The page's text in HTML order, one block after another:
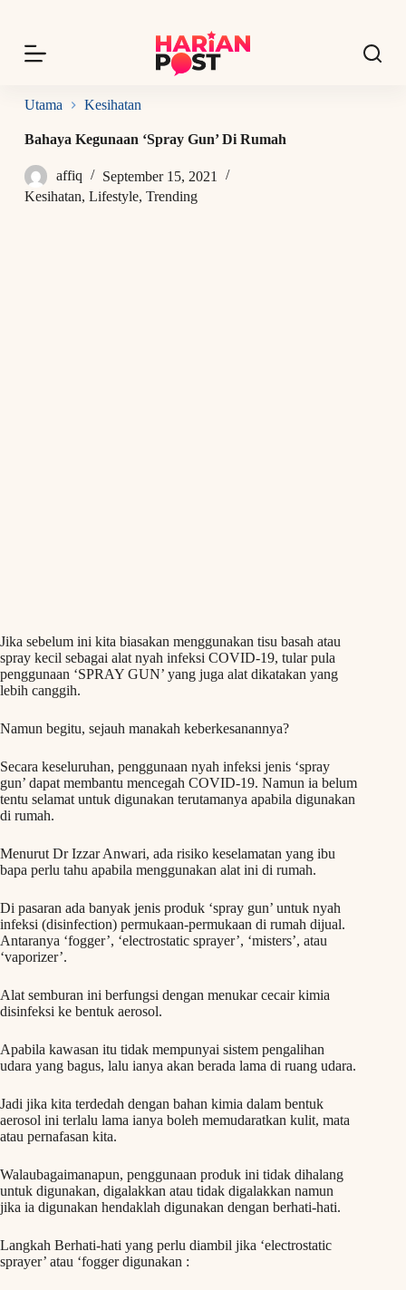
p
o
o
n
n
Utama Kesihatan
Bahaya Kegunaan ‘Spray Gun’ Di Rumah
affiq
September 15, 2021
Kesihatan, Lifestyle, Trending
Jika sebelum ini kita biasakan menggunakan tisu basah atau
spray kecil sebagai alat nyah infeksi COVID-19, tular pula
penggunaan ‘SPRAY GUN’ yang juga alat dikatakan yang
lebih canggih.
Namun begitu, sejauh manakah keberkesanannya?
Secara keseluruhan, penggunaan nyah infeksi jenis ‘spray
gun’ dapat membantu mencegah COVID-19. Namun ia belum
tentu selamat untuk digunakan terutamanya apabila digunakan
di rumah.
Menurut Dr Izzar Anwari, ada risiko keselamatan yang ibu
bapa perlu tahu apabila menggunakan alat ini di rumah.
Di pasaran ada banyak jenis produk ‘spray gun’ untuk nyah
infeksi (disinfection) permukaan-permukaan di rumah dijual.
Antaranya ‘fogger’, ‘electrostatic sprayer’, ‘misters’, atau
‘vaporizer’.
Alat semburan ini berfungsi dengan menukar cecair kimia
disinfeksi ke bentuk aerosol.
Apabila kawasan itu tidak mempunyai sistem pengalihan
udara yang bagus, lalu ianya akan berada lama di ruang udara.
Jadi jika kita terdedah dengan bahan kimia dalam bentuk
aerosol ini terlalu lama ianya boleh memudaratkan kulit, mata
atau pernafasan kita.
Walaubagaimanapun, penggunaan produk ini tidak dihalang
untuk digunakan, digalakkan atau tidak digalakkan namun
jika ia digunakan hendaklah digunakan dengan berhati-hati.
Langkah Berhati-hati yang perlu diambil jika ‘electrostatic
sprayer’ atau ‘fogger digunakan :